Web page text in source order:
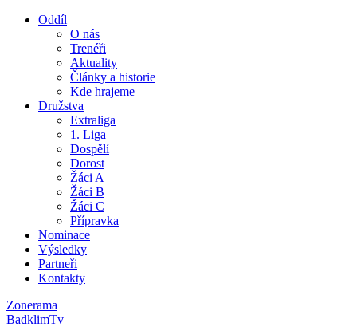
Oddíl
O nás
Trenéři
Aktuality
Články a historie
Kde hrajeme
Družstva
Extraliga
1. Liga
Dospělí
Dorost
Žáci A
Žáci B
Žáci C
Přípravka
Nominace
Výsledky
Partneři
Kontakty
Zonerama
BadklimTv